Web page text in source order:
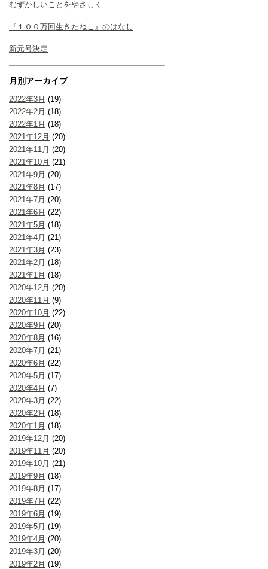
むずかしいことをやさしく…
『１００万回生きたねこ』のはなし
新元号決定
月別アーカイブ
2022年3月 (19)
2022年2月 (18)
2022年1月 (18)
2021年12月 (20)
2021年11月 (20)
2021年10月 (21)
2021年9月 (20)
2021年8月 (17)
2021年7月 (20)
2021年6月 (22)
2021年5月 (18)
2021年4月 (21)
2021年3月 (23)
2021年2月 (18)
2021年1月 (18)
2020年12月 (20)
2020年11月 (9)
2020年10月 (22)
2020年9月 (20)
2020年8月 (16)
2020年7月 (21)
2020年6月 (22)
2020年5月 (17)
2020年4月 (7)
2020年3月 (22)
2020年2月 (18)
2020年1月 (18)
2019年12月 (20)
2019年11月 (20)
2019年10月 (21)
2019年9月 (18)
2019年8月 (17)
2019年7月 (22)
2019年6月 (19)
2019年5月 (19)
2019年4月 (20)
2019年3月 (20)
2019年2月 (19)